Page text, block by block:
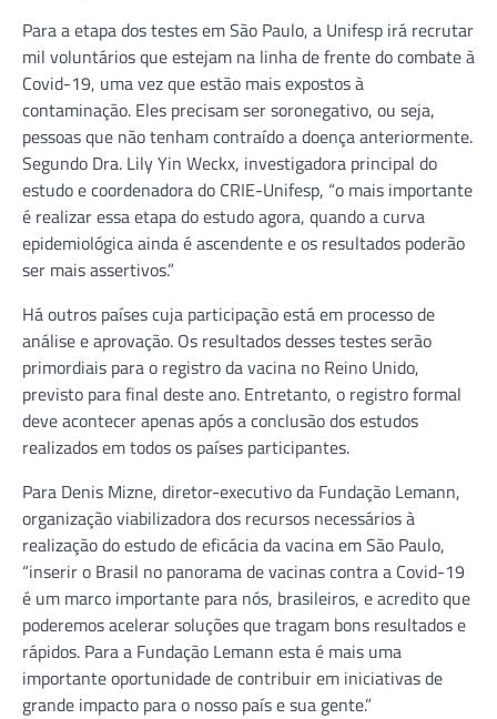
Para a etapa dos testes em São Paulo, a Unifesp irá recrutar
mil voluntários que estejam na linha de frente do combate à
Covid-19, uma vez que estão mais expostos à
contaminação. Eles precisam ser soronegativo, ou seja,
pessoas que não tenham contraído a doença anteriormente.
Segundo Dra. Lily Yin Weckx, investigadora principal do
estudo e coordenadora do CRIE-Unifesp, “o mais importante
é realizar essa etapa do estudo agora, quando a curva
epidemiológica ainda é ascendente e os resultados poderão
ser mais assertivos.”
Há outros países cuja participação está em processo de
análise e aprovação. Os resultados desses testes serão
primordiais para o registro da vacina no Reino Unido,
previsto para final deste ano. Entretanto, o registro formal
deve acontecer apenas após a conclusão dos estudos
realizados em todos os países participantes.
Para Denis Mizne, diretor-executivo da Fundação Lemann,
organização viabilizadora dos recursos necessários à
realização do estudo de eficácia da vacina em São Paulo,
“inserir o Brasil no panorama de vacinas contra a Covid-19
é um marco importante para nós, brasileiros, e acredito que
poderemos acelerar soluções que tragam bons resultados e
rápidos. Para a Fundação Lemann esta é mais uma
importante oportunidade de contribuir em iniciativas de
grande impacto para o nosso país e sua gente.”